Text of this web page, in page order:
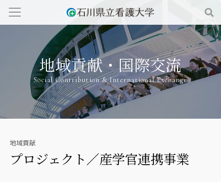
地域貢献・国際交流
Social Contribution & International Exchange
地域貢献
プロジェクト／産学官連携事業